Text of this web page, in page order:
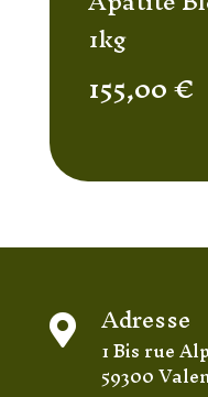
1kg
155,00€
 Adresse
1 Bis rue
59300